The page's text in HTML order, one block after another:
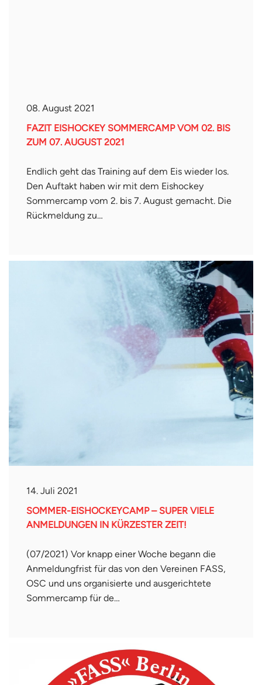
08. August 2021
FAZIT EISHOCKEY SOMMERCAMP VOM 02. BIS
ZUM 07. AUGUST 2021
Endlich geht das Training auf dem Eis wieder los.
Den Auftakt haben wir mit dem Eishockey
Sommercamp vom 2. bis 7. August gemacht. Die
Rückmeldung zu…
14. Juli 2021
SOMMER-EISHOCKEYCAMP – SUPER VIELE
ANMELDUNGEN IN KÜRZESTER ZEIT!
(07/2021) Vor knapp einer Woche begann die
Anmeldungfrist für das von den Vereinen FASS,
OSC und uns organisierte und ausgerichtete
Sommercamp für de…